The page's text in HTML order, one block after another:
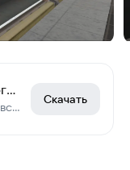
Машинист Московского Метро 3Д
Стань машинистом московского метро!
Скачать